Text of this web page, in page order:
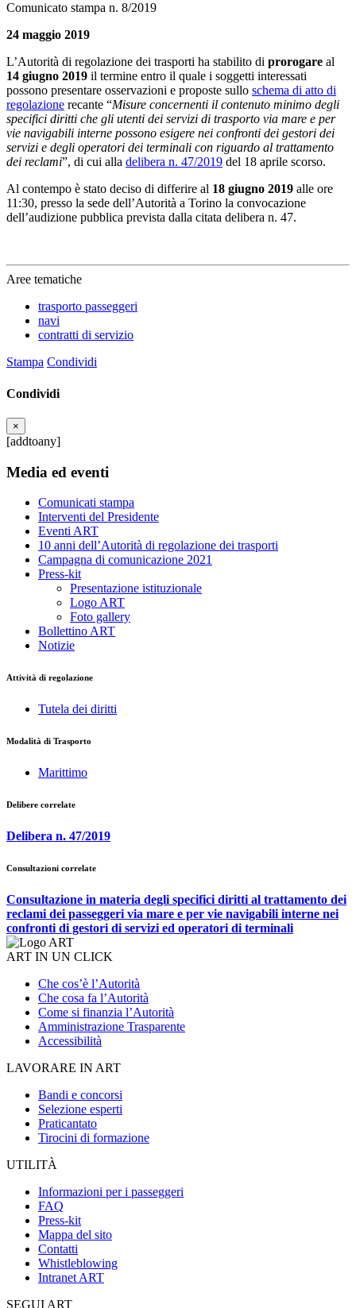
Comunicato stampa n. 8/2019
24 maggio 2019
L’Autorità di regolazione dei trasporti ha stabilito di prorogare al
14 giugno 2019 il termine entro il quale i soggetti interessati
possono presentare osservazioni e proposte sullo schema di atto di
regolazione recante “Misure concernenti il contenuto minimo degli
specifici diritti che gli utenti dei servizi di trasporto via mare e per
vie navigabili interne possono esigere nei confronti dei gestori dei
servizi e degli operatori dei terminali con riguardo al trattamento
dei reclami”, di cui alla delibera n. 47/2019 del 18 aprile scorso.
Al contempo è stato deciso di differire al 18 giugno 2019 alle ore
11:30, presso la sede dell’Autorità a Torino la convocazione
dell’audizione pubblica prevista dalla citata delibera n. 47.
Aree tematiche
trasporto passeggeri
navi
contratti di servizio
Stampa Condividi
Condividi
×
[addtoany]
Media ed eventi
Comunicati stampa
Interventi del Presidente
Eventi ART
10 anni dell’Autorità di regolazione dei trasporti
Campagna di comunicazione 2021
Press-kit
Presentazione istituzionale
Logo ART
Foto gallery
Bollettino ART
Notizie
Attività di regolazione
Tutela dei diritti
Modalità di Trasporto
Marittimo
Delibere correlate
Delibera n. 47/2019
Consultazioni correlate
Consultazione in materia degli specifici diritti al trattamento dei
reclami dei passeggeri via mare e per vie navigabili interne nei
confronti di gestori di servizi ed operatori di terminali
ART IN UN CLICK
Che cos’è l’Autorità
Che cosa fa l’Autorità
Come si finanzia l’Autorità
Amministrazione Trasparente
Accessibilità
LAVORARE IN ART
Bandi e concorsi
Selezione esperti
Praticantato
Tirocini di formazione
UTILITÀ
Informazioni per i passeggeri
FAQ
Press-kit
Mappa del sito
Contatti
Whistleblowing
Intranet ART
SEGUI ART